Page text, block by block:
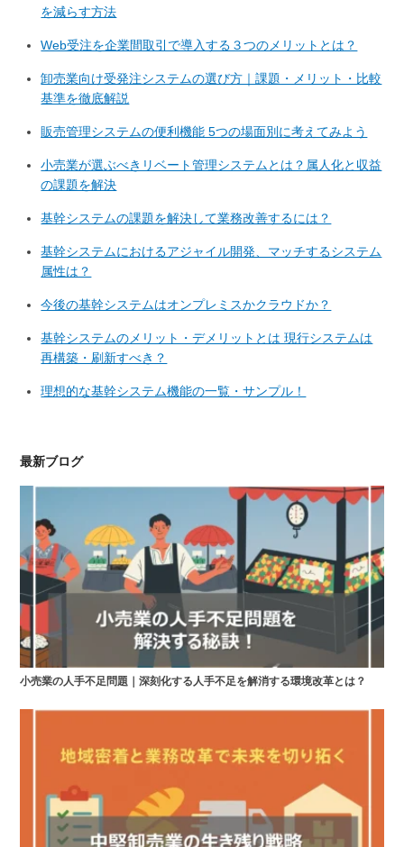
を減らす方法
Web受注を企業間取引で導入する３つのメリットとは？
卸売業向け受発注システムの選び方｜課題・メリット・比較
基準を徹底解説
販売管理システムの便利機能 5つの場面別に考えてみよう
小売業が選ぶべきリベート管理システムとは？属人化と収益
の課題を解決
基幹システムの課題を解決して業務改善するには？
基幹システムにおけるアジャイル開発、マッチするシステム
属性は？
今後の基幹システムはオンプレミスかクラウドか？
基幹システムのメリット・デメリットとは 現行システムは
再構築・刷新すべき？
理想的な基幹システム機能の一覧・サンプル！
最新ブログ
小売業の人手不足問題｜深刻化する人手不足を解消する環境改革とは？